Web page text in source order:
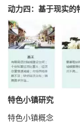
动力四：基于现实的
特色小镇研究
特色小镇概念